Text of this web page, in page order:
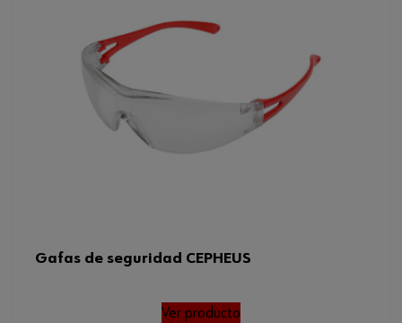
Gafas de seguridad CEPHEUS
Ver producto